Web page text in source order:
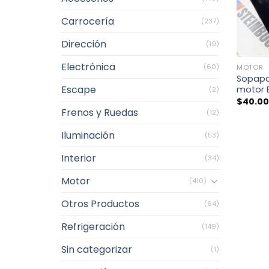
Carrocería (237)
Dirección (19)
Electrónica (60)
Escape (2)
Frenos y Ruedas (12)
Iluminación (53)
Interior (34)
Motor (410)
Otros Productos (64)
Refrigeración (149)
Sin categorizar (1)
MOTOR
motor
$